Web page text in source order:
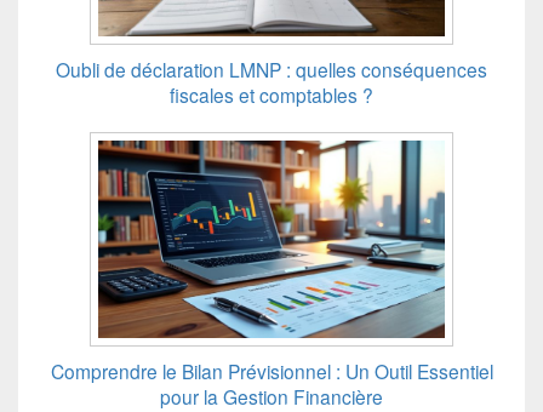
Oubli de déclaration LMNP : quelles conséquences
fiscales et comptables ?
Comprendre le Bilan Prévisionnel : Un Outil Essentiel
pour la Gestion Financière